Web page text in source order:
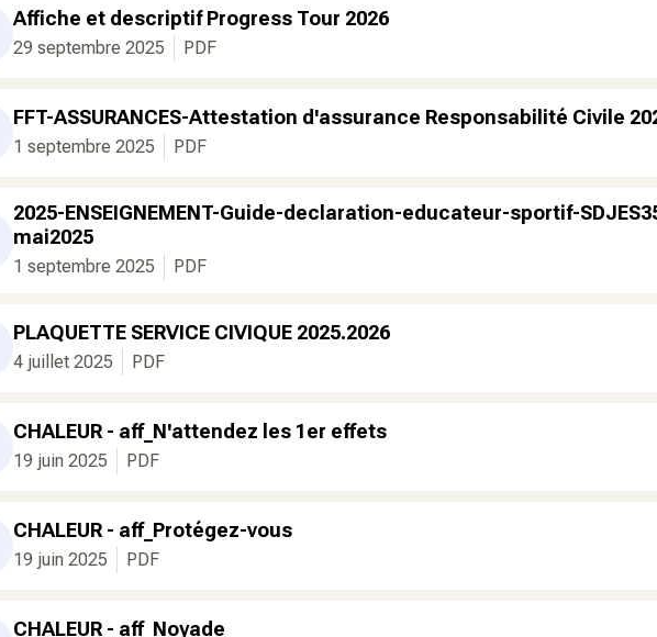
Affiche et descriptif Progress Tour 2026
29 septembre 2025 PDF
FFT-ASSURANCES-Attestation d'assurance Responsabilité Civile
1 septembre 2025 PDF
2025-ENSEIGNEMENT-Guide-declaration-educateur-sportif-
mai2025
1 septembre 2025 PDF
PLAQUETTE SERVICE CIVIQUE 2025.2026
4 juillet 2025 PDF
CHALEUR - aff_N'attendez les 1er effets
19 juin 2025 PDF
CHALEUR - aff_Protégez-vous
19 juin 2025 PDF
CHALEUR - aff_Noyade